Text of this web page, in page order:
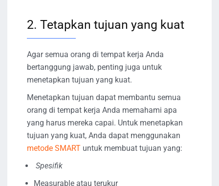
2. Tetapkan tujuan yang kuat
Agar semua orang di tempat kerja Anda
bertanggung jawab, penting juga untuk
menetapkan tujuan yang kuat.
Menetapkan tujuan dapat membantu semua
orang di tempat kerja Anda memahami apa
yang harus mereka capai. Untuk menetapkan
tujuan yang kuat, Anda dapat menggunakan
metode SMART untuk membuat tujuan yang:
Spesifik
Measurable atau terukur